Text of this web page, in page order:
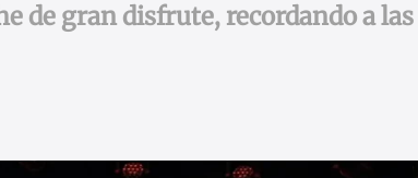
de gran disfrute, recordando a